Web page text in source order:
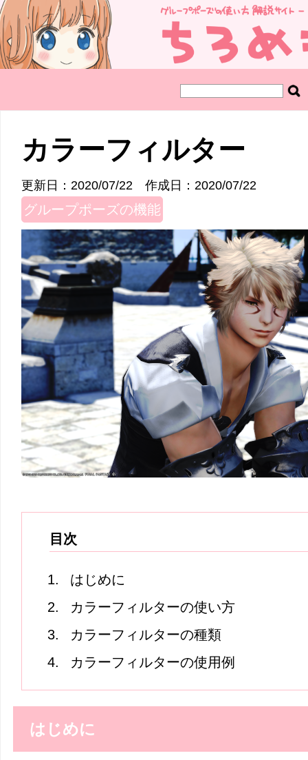
カラーフィルター
更新日：2020/07/22 作成日：2020/07/22
グループポーズの機能
目次
はじめに
カラーフィルターの使い方
カラーフィルターの種類
カラーフィルターの使用例
はじめに